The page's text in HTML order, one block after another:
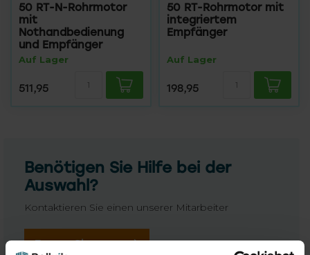
50 RT-N-Rohrmotor
mit
Nothandbedienung
und Empfänger
Auf Lager
511,95
50 RT-Rohrmotor mit
integriertem
Empfänger
Auf Lager
198,95
Benötigen Sie Hilfe bei der
Auswahl?
Kontaktieren Sie einen unserer Mitarbeiter
Fragen Sie uns